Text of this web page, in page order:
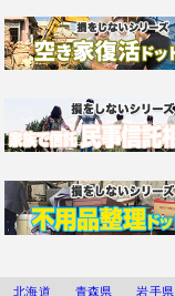
北海道 青森県 岩手県